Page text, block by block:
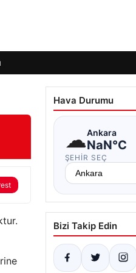
Hava Durumu
☁Ankara
NaN°C
ŞEHIR SEÇ
Bizi Takip Edin